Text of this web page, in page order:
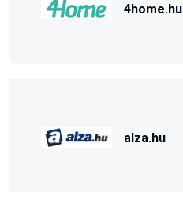
4home.hu
alza.hu